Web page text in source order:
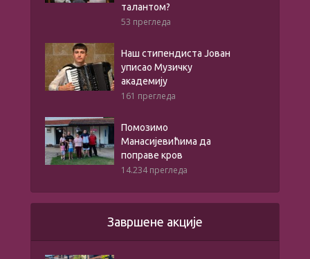
талантом?
53 прегледа
Наш стипендиста Јован
уписао Музичку
академију
161 прегледа
Помозимо
Манасијевићима да
поправе кров
14.234 прегледа
Завршене акције